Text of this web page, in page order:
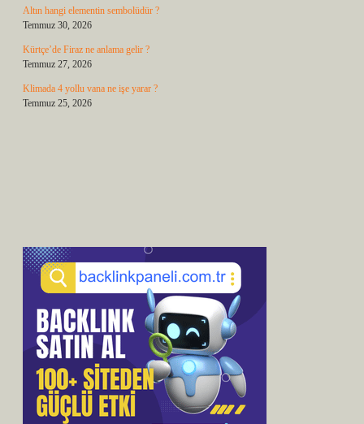
Altın hangi elementin sembolüdür ?
Temmuz 30, 2026
Kürtçe’de Firaz ne anlama gelir ?
Temmuz 27, 2026
Klimada 4 yollu vana ne işe yarar ?
Temmuz 25, 2026